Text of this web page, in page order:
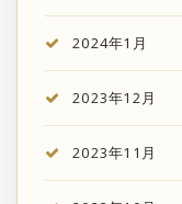
2024年1月
2023年12月
2023年11月